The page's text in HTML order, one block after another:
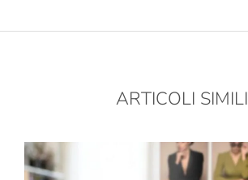
ARTICOLI SIMILI